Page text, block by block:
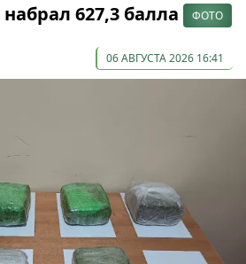
627,3 балла
ФОТО
06 АВГУСТА 2026 16:41